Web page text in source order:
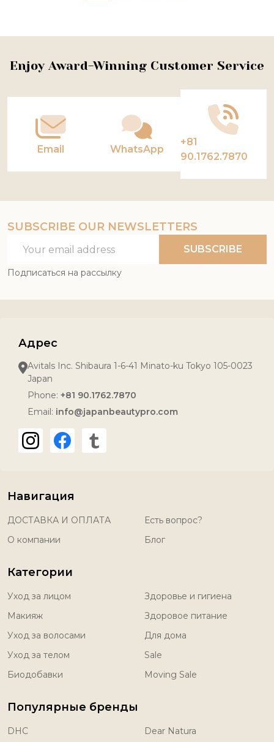
Footer
Enjoy Award-Winning Customer Service
Email WhatsApp
+81
90.1762.7870
SUBSCRIBE OUR NEWSLETTERS
Address
SUBSCRIBE
Подписаться на рассылку
Адрес
Avitals Inc. Shibaura 1-6-41 Minato-ku Tokyo 105-0023
Japan
Phone: +81 90.1762.7870
Email: info@japanbeautypro.com
Навигация
ДОСТАВКА И ОПЛАТА
О компании
Есть вопрос?
Блог
Категории
Уход за лицом
Макияж
Уход за волосами
Уход за телом
Биодобавки
Здоровье и гигиена
Здоровое питание
Для дома
Sale
Moving Sale
Популярные бренды
DHC Dear Natura